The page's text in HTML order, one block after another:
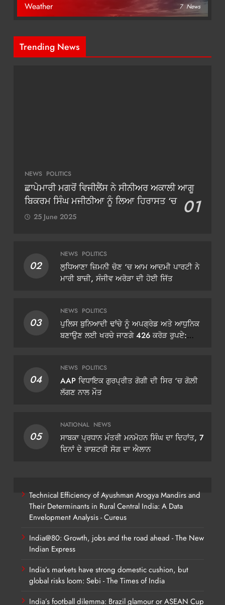
Weather 7 News
Trending News
NEWS POLITICS
ਛਾਪੇਮਾਰੀ ਮਗਰੋਂ ਵਿਜੀਲੈਂਸ ਨੇ ਸੀਨੀਅਰ ਅਕਾਲੀ ਆਗੂ
ਬਿਕਰਮ ਸਿੰਘ ਮਜੀਠੀਆ ਨੂੰ ਲਿਆ ਹਿਰਾਸਤ ‘ਚ 01
25 June 2025
02
NEWS POLITICS
ਲੁਧਿਆਣਾ ਜ਼ਿਮਨੀ ਚੋਣ ‘ਚ ਆਮ ਆਦਮੀ ਪਾਰਟੀ ਨੇ
ਮਾਰੀ ਬਾਜ਼ੀ, ਸੰਜੀਵ ਅਰੋੜਾ ਦੀ ਹੋਈ ਜਿੱਤ
03
NEWS POLITICS
ਪੁਲਿਸ ਬੁਨਿਆਦੀ ਢਾਂਚੇ ਨੂੰ ਅਪਗ੍ਰੇਡ ਅਤੇ ਆਧੁਨਿਕ
ਬਣਾਉਣ ਲਈ ਖਰਚੇ ਜਾਣਗੇ 426 ਕਰੋੜ ਰੁਪਏ:
04
NEWS POLITICS
AAP ਵਿਧਾਇਕ ਗੁਰਪ੍ਰੀਤ ਗੋਗੀ ਦੀ ਸਿਰ ‘ਚ ਗੋਲ਼ੀ
ਲੱਗਣ ਨਾਲ ਮੌਤ
05
NATIONAL NEWS
ਸਾਬਕਾ ਪ੍ਰਧਾਨ ਮੰਤਰੀ ਮਨਮੋਹਨ ਸਿੰਘ ਦਾ ਦਿਹਾਂਤ, 7
ਦਿਨਾਂ ਦੇ ਰਾਸ਼ਟਰੀ ਸੋਗ ਦਾ ਐਲਾਨ
Technical Efficiency of Ayushman Arogya Mandirs and
Their Determinants in Rural Central India: A Data
Envelopment Analysis - Cureus
India@80: Growth, jobs and the road ahead - The New
Indian Express
India’s markets have strong domestic cushion, but
global risks loom: Sebi - The Times of India
India’s football dilemma: Brazil glamour or ASEAN Cup